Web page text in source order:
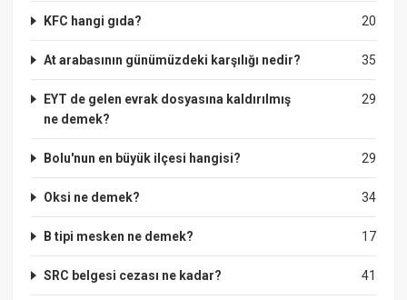
20
KFC hangi gıda?
35
At arabasının günümüzdeki karşılığı nedir?
29
EYT de gelen evrak dosyasına kaldırılmış
ne demek?
29
Bolu'nun en büyük ilçesi hangisi?
34
Oksi ne demek?
17
B tipi mesken ne demek?
41
SRC belgesi cezası ne kadar?